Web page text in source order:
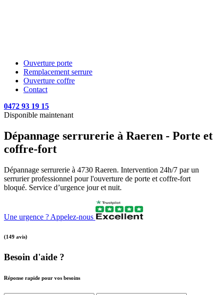
Ouverture porte
Remplacement serrure
Ouverture coffre
Contact
0472 93 19 15
Disponible maintenant
Dépannage serrurerie à Raeren - Porte et
coffre-fort
Dépannage serrurerie à 4730 Raeren. Intervention 24h/7 par un
serrurier professionnel pour l'ouverture de porte et coffre-fort
bloqué. Service d’urgence jour et nuit.
Une urgence ? Appelez-nous
(149 avis)
Besoin d'aide ?
Réponse rapide pour vos besoins